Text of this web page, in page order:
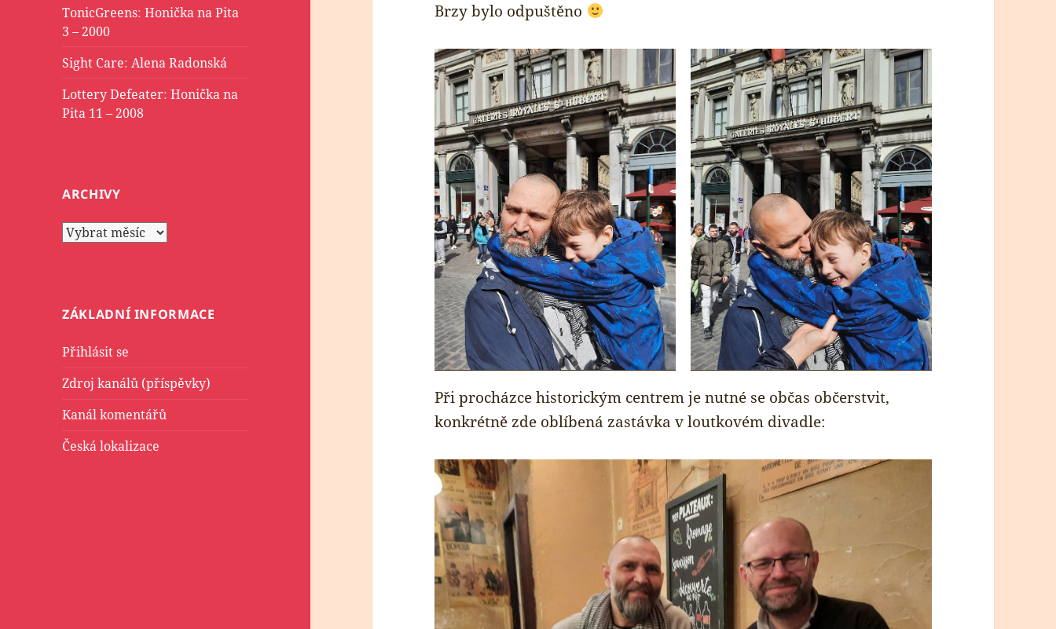
TonicGreens:Honička na Pita
3 – 2000
Sight Care:Alena Radonská
Lottery Defeater:Honička na
Pita 11 – 2008
ARCHIVY
Archivy
ZÁKLADNÍ INFORMACE
Přihlásit se
Zdroj kanálů (příspěvky)
Kanál komentářů
Česká lokalizace
Brzy bylo odpuštěno
Při procházce historickým centrem je nutné se občas občerstvit,
konkrétně zde oblíbená zastávka v loutkovém divadle: